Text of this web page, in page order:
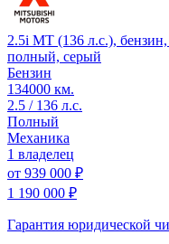
2.5i MT (136 л.с.),
полный, серый
Бензин
134000 км.
2.5 / 136 л.с.
Полный
Механика
1 владелец
от 939 000 ₽
1 190 000 ₽
Гарантия юридической